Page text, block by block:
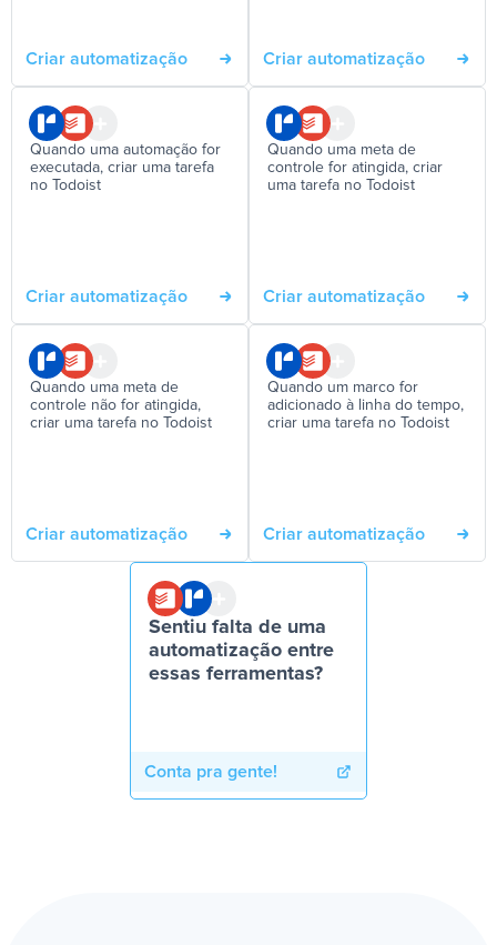
Criar automatização Criar automatização
Quando uma automação for
executada, criar uma tarefa
no Todoist
Criar automatização
Quando uma meta de
controle for atingida, criar
uma tarefa no Todoist
Criar automatização
Quando uma meta de
controle não for atingida,
criar uma tarefa no Todoist
Criar automatização
Quando um marco for
adicionado à linha do tempo,
criar uma tarefa no Todoist
Criar automatização
Sentiu falta de uma
automatização entre
essas ferramentas?
Conta pra gente!